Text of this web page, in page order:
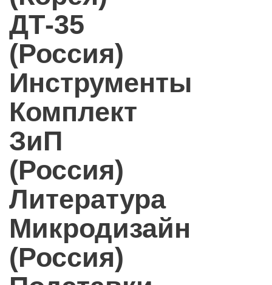
ДТ-35
(Россия)
Инструменты
Комплект
ЗиП
(Россия)
Литература
Микродизайн
(Россия)